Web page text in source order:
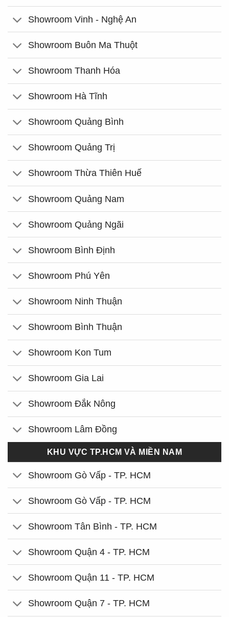
Showroom Vinh - Nghệ An
Showroom Buôn Ma Thuột
Showroom Thanh Hóa
Showroom Hà Tĩnh
Showroom Quảng Bình
Showroom Quảng Trị
Showroom Thừa Thiên Huế
Showroom Quảng Nam
Showroom Quảng Ngãi
Showroom Bình Định
Showroom Phú Yên
Showroom Ninh Thuận
Showroom Bình Thuận
Showroom Kon Tum
Showroom Gia Lai
Showroom Đắk Nông
Showroom Lâm Đồng
KHU VỰC TP.HCM VÀ MIỀN NAM
Showroom Gò Vấp - TP. HCM
Showroom Gò Vấp - TP. HCM
Showroom Tân Bình - TP. HCM
Showroom Quận 4 - TP. HCM
Showroom Quận 11 - TP. HCM
Showroom Quận 7 - TP. HCM